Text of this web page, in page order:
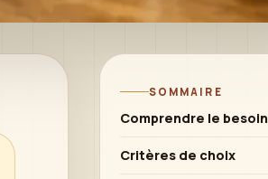
SOMMAIRE
Comprendre le besoin
Critères de choix